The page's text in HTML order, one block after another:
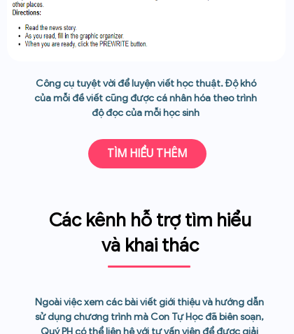
TÌM HIỂU THÊM
Công cụ tuyệt vời để luyện viết học thuật. Độ khó
của mỗi đề viết cũng được cá nhân hóa theo trình
độ đọc của mỗi học sinh
Các kênh hỗ trợ tìm hiểu
và khai thác
Ngoài việc xem các bài viết giới thiệu và hướng dẫn
sử dụng chương trình mà Con Tự Học đã biên soạn,
Quý PH có thể liên hệ với tư vấn viên để được giải